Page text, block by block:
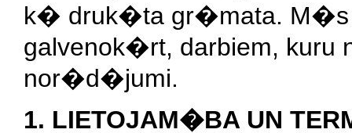
k� druk�ta gr�mata. M�s
galvenok�rt, darbiem, kuru
nor�d�jumi.
1. LIETOJAM�BA UN